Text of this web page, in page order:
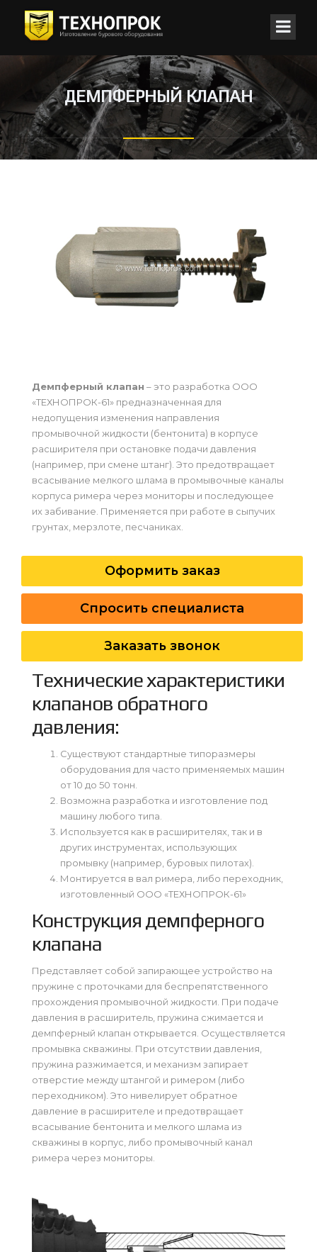
ДЕМПФЕРНЫЙ КЛАПАН
Демпферный клапан – это разработка ООО
«ТЕХНОПРОК-61» предназначенная для
недопущения изменения направления
промывочной жидкости (бентонита) в корпусе
расширителя при остановке подачи давления
(например, при смене штанг). Это предотвращает
всасывание мелкого шлама в промывочные каналы
корпуса римера через мониторы и последующее
их забивание. Применяется при работе в сыпучих
грунтах, мерзлоте, песчаниках.
Оформить заказ
Спросить специалиста
Заказать звонок
Технические характеристики
клапанов обратного
давления:
Существуют стандартные типоразмеры
оборудования для часто применяемых машин
от 10 до 50 тонн.
Возможна разработка и изготовление под
машину любого типа.
Используется как в расширителях, так и в
других инструментах, использующих
промывку (например, буровых пилотах).
Монтируется в вал римера, либо переходник,
изготовленный ООО «ТЕХНОПРОК-61»
Конструкция демпферного
клапана
Представляет собой запирающее устройство на
пружине с проточками для беспрепятственного
прохождения промывочной жидкости. При подаче
давления в расширитель, пружина сжимается и
демпферный клапан открывается. Осуществляется
промывка скважины. При отсутствии давления,
пружина разжимается, и механизм запирает
отверстие между штангой и римером (либо
переходником). Это нивелирует обратное
давление в расширителе и предотвращает
всасывание бентонита и мелкого шлама из
скважины в корпус, либо промывочный канал
римера через мониторы.